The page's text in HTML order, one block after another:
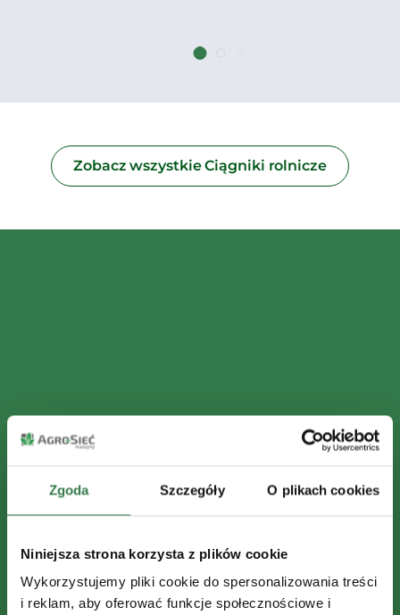
Zgoda Szczegóły O plikach cookies
Niniejsza strona korzysta z plików cookie
Wykorzystujemy pliki cookie do spersonalizowania treści
i reklam, aby oferować funkcje społecznościowe i
Zobacz wszystkie Ciągniki rolnicze